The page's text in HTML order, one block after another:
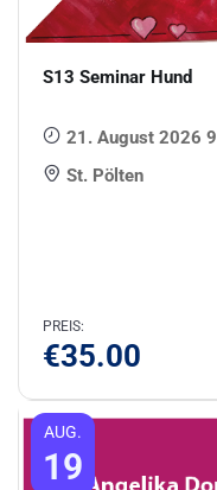
S13 Seminar Hund
21. August 2026
St. Pölten
PREIS:
€35.00
AUG.
19